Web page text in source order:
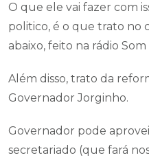
O que ele vai fazer com
politico, é o que trato no
abaixo, feito na rádio Som
Além disso, trato da
Governador Jorginho.
Governador pode
secretariado (que fará